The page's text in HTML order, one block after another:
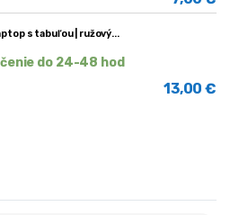
s tabuľou | ružový
13,00€
do 24-48 hod